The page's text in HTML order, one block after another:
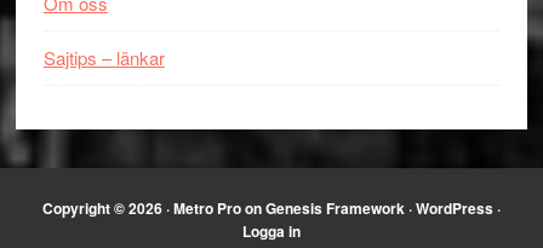
Sajtips – länkar
Copyright © 2026 ·Metro ProonGenesis Framework ·WordPress ·
Logga in